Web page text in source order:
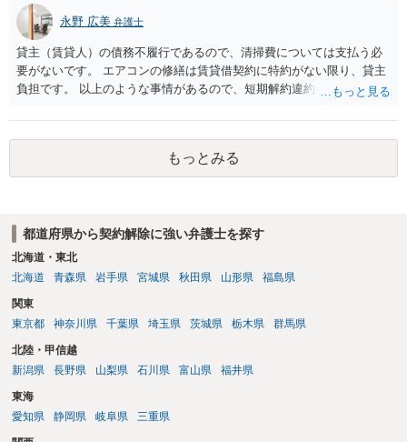
永野 広美 弁護士
貸主（賃貸人）の債務不履行であるので、清掃費については支払う必
要がないです。 エアコンの修繕は賃貸借契約に特約がない限り、貸主
負担です。 以上のような事情があるので、短期解約違約金を支払う必
もっとみる
都道府県から契約解除に強い弁護士を探す
北海道・東北
北海道
青森県 岩手県 宮城県 秋田県 山形県 福島県
関東
東京都
神奈川県 千葉県 埼玉県 茨城県 栃木県 群馬県
北陸・甲信越
新潟県
長野県 山梨県 石川県 富山県 福井県
東海
愛知県
静岡県 岐阜県 三重県